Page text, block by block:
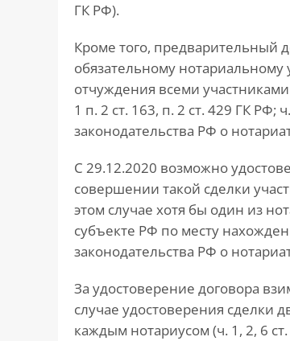
ГК РФ).
Кроме того, предварительный
обязательному нотариальному
отчуждения всеми
1 п. 2 ст. 163, п. 2 ст. 429 ГК РФ;
законодательства РФ о
С 29.12.2020 возможно
совершении такой сделки
этом случае хотя бы один из
субъекте РФ по месту
законодательства РФ о
За удостоверение договора
случае удостоверения сделки
каждым нотариусом (ч. 1, 2, 6